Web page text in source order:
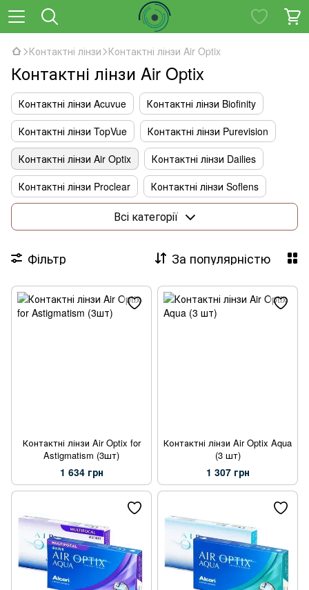
Контактні лінзи Контактні лінзи Air Optix
Контактні лінзи Air Optix
Контактні лінзи Acuvue
Контактні лінзи Biofinity
Контактні лінзи TopVue
Контактні лінзи Purevision
Контактні лінзи Air Optix
Контактні лінзи Dailies
Контактні лінзи Proclear
Контактні лінзи Soflens
Всі категорії
Фільтр За популярністю
Контактні лінзи Air Optix for
Astigmatism (3шт)
1 634 грн
Контактні лінзи Air Optix Aqua
(3 шт)
1 307 грн